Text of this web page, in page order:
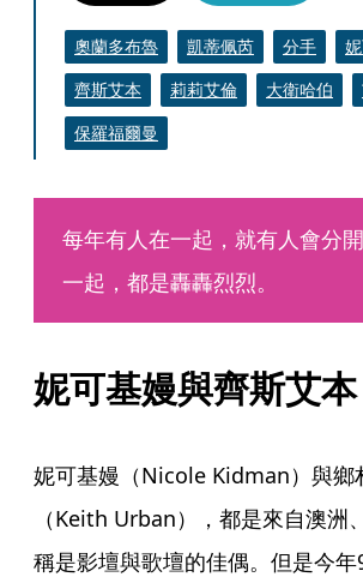
奧蘭多布魯 凱蒂佩芮 分手
齊斯艾本
莉莉艾倫 大衛哈伯
保羅福爾曼
每年有人在一起，就有人會分
一起，都是轟轟烈烈。
妮可基嫚與齊斯艾本
妮可基嫚（Nicole Kidman）與鄉
（Keith Urban），都是來自澳洲
稱是影壇與歌壇的佳偶。但是今